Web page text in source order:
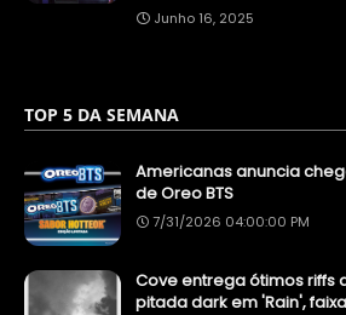
Junho 16, 2025
TOP 5 DA SEMANA
Americanas anuncia
de Oreo BTS
7/31/2026 04:00:00 PM
Cove entrega ótimos riffs
pitada dark em 'Rain',